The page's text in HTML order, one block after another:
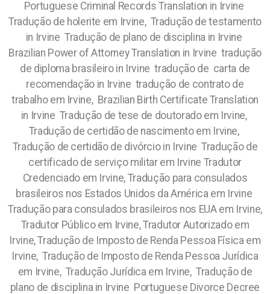
Portuguese Criminal Records Translation in Irvine
Tradução de holerite em Irvine, Tradução de testamento
in Irvine Tradução de plano de disciplina in Irvine
Brazilian Power of Attorney Translation in Irvine tradução
de diploma brasileiro in Irvine tradução de carta de
recomendação in Irvine tradução de contrato de
trabalho em Irvine, Brazilian Birth Certificate Translation
in Irvine Tradução de tese de doutorado em Irvine,
Tradução de certidão de nascimento em Irvine,
Tradução de certidão de divórcio in Irvine Tradução de
certificado de serviço militar em Irvine Tradutor
Credenciado em Irvine, Tradução para consulados
brasileiros nos Estados Unidos da América em Irvine
Tradução para consulados brasileiros nos EUA em Irvine,
Tradutor Público em Irvine, Tradutor Autorizado em
Irvine, Tradução de Imposto de Renda Pessoa Física em
Irvine, Tradução de Imposto de Renda Pessoa Jurídica
em Irvine, Tradução Jurídica em Irvine, Tradução de
plano de disciplina in Irvine Portuguese Divorce Decree